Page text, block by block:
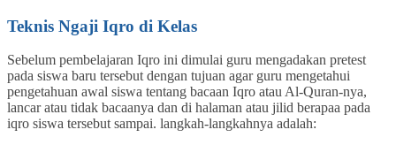
Teknis Ngaji Iqro di Kelas
Sebelum pembelajaran Iqro ini dimulai guru mengadakan pretest
pada siswa baru tersebut dengan tujuan agar guru mengetahui
pengetahuan awal siswa tentang bacaan Iqro atau Al-Quran-nya,
lancar atau tidak bacaanya dan di halaman atau jilid berapaa pada
iqro siswa tersebut sampai. langkah-langkahnya adalah: